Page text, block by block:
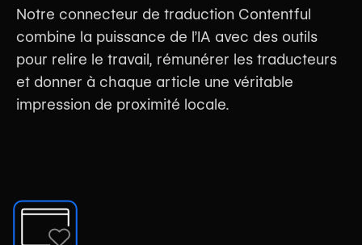
Notre connecteur de traduction Contentful
combine la puissance de l’IA avec des outils
pour relire le travail, rémunérer les traducteurs
et donner à chaque article une véritable
impression de proximité locale.